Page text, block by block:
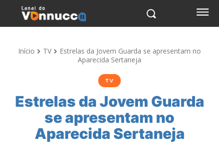
Início TV
Estrelas da Jovem Guarda se apresentam no
Aparecida Sertaneja
TV
Estrelas da Jovem Guarda
se apresentam no
Aparecida Sertaneja